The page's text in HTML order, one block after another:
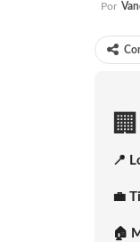
Por
📍
💼
🏠